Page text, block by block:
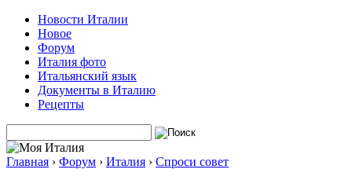
Новости Италии
Новое
Форум
Италия фото
Итальянский язык
Документы в Италию
Рецепты
Главная › Форум › Италия › Спроси совет